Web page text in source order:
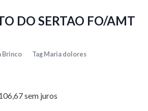
DO SERTAO FO/AMT
Brinco Tag Maria dolores
sem juros